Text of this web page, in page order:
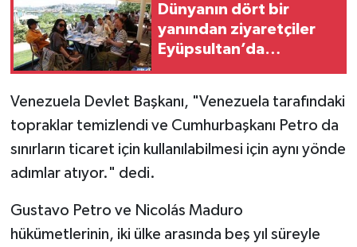
Dünyanın dört bir
yanından ziyaretçiler
Eyüpsultan’da
Venezuela Devlet Başkanı, "Venezuela tarafındaki
topraklar temizlendi ve Cumhurbaşkanı Petro da
sınırların ticaret için kullanılabilmesi için aynı yönde
adımlar atıyor." dedi.
Gustavo Petro ve Nicolás Maduro
hükümetlerinin, iki ülke arasında beş yıl süreyle